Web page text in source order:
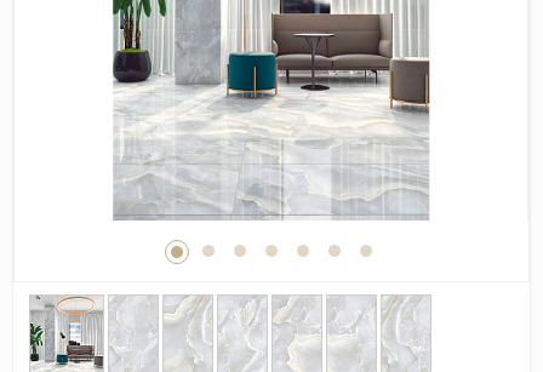
Камень
Оникс
Бетон
Декор
Моноколор
Полированная
Матовая